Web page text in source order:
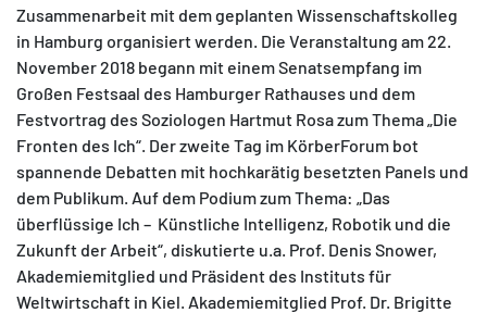
Zusammenarbeit mit dem geplanten Wissenschaftskolleg
in Hamburg organisiert werden. Die Veranstaltung am 22.
November 2018 begann mit einem Senatsempfang im
Großen Festsaal des Hamburger Rathauses und dem
Festvortrag des Soziologen Hartmut Rosa zum Thema „Die
Fronten des Ich“. Der zweite Tag im KörberForum bot
spannende Debatten mit hochkarätig besetzten Panels und
dem Publikum. Auf dem Podium zum Thema: „Das
überflüssige Ich ­– Künstliche Intelligenz, Robotik und die
Zukunft der Arbeit“, diskutierte u.a. Prof. Denis Snower,
Akademiemitglied und Präsident des Instituts für
Weltwirtschaft in Kiel. Akademiemitglied Prof. Dr. Brigitte